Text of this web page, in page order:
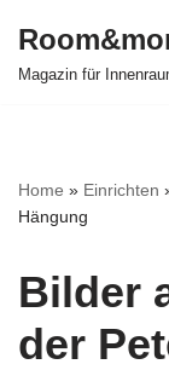
Zum
Magazin für
Home » Einrichten
Hängung
Bilder
der